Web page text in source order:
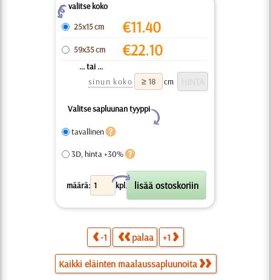
Zvalitse koko
25x15 cm
€11.40
59x35 cm €22.10
... tai ...
sinun koko
cm
Valitse sapluunan tyyppi
Y
tavallinen
3D, hinta +30%
määrä: kpl.
X
-1 palaa +1
Kaikki eläinten maalaussapluunoita